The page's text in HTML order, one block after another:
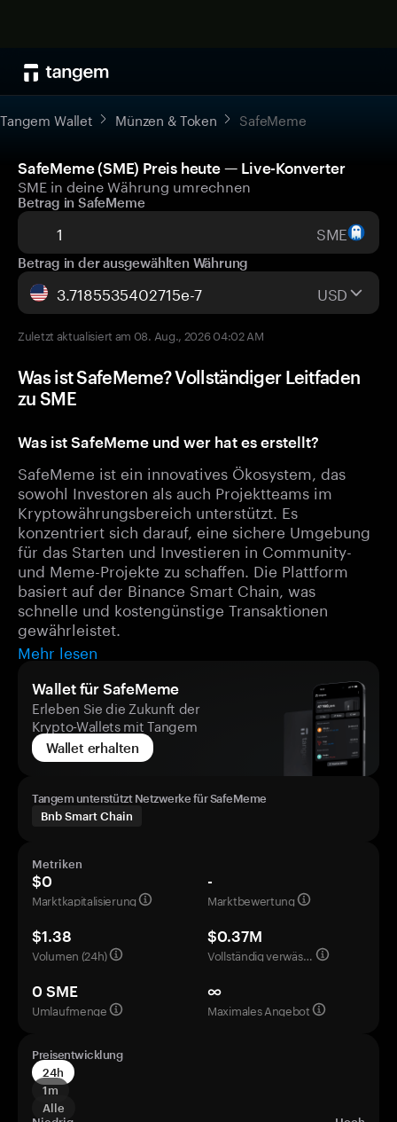
Tangem Wallet Münzen & Token SafeMeme
SafeMeme (SME) Preis heute — Live-Konverter
SME in deine Währung umrechnen
Betrag in SafeMeme
SME
Betrag in der ausgewählten Währung
USD
Zuletzt aktualisiert am 08. Aug., 2026 04:02 AM
Was ist SafeMeme? Vollständiger Leitfaden
zu SME
Was ist SafeMeme und wer hat es erstellt?
SafeMeme ist ein innovatives Ökosystem, das
sowohl Investoren als auch Projektteams im
Kryptowährungsbereich unterstützt. Es
konzentriert sich darauf, eine sichere Umgebung
für das Starten und Investieren in Community-
und Meme-Projekte zu schaffen. Die Plattform
basiert auf der Binance Smart Chain, was
schnelle und kostengünstige Transaktionen
gewährleistet.
Mehr lesen
Wallet für SafeMeme
Erleben Sie die Zukunft der
Krypto-Wallets mit Tangem
Wallet erhalten
Tangem unterstützt Netzwerke für SafeMeme
Bnb Smart Chain
Metriken
$0
Marktkapitalisierung
-
Marktbewertung
$1.38
Volumen (24h)
$0.37M
Vollständig verwässerte Bewertung
0 SME
Umlaufmenge
∞
Maximales Angebot
Preisentwicklung
24h
1m
Alle